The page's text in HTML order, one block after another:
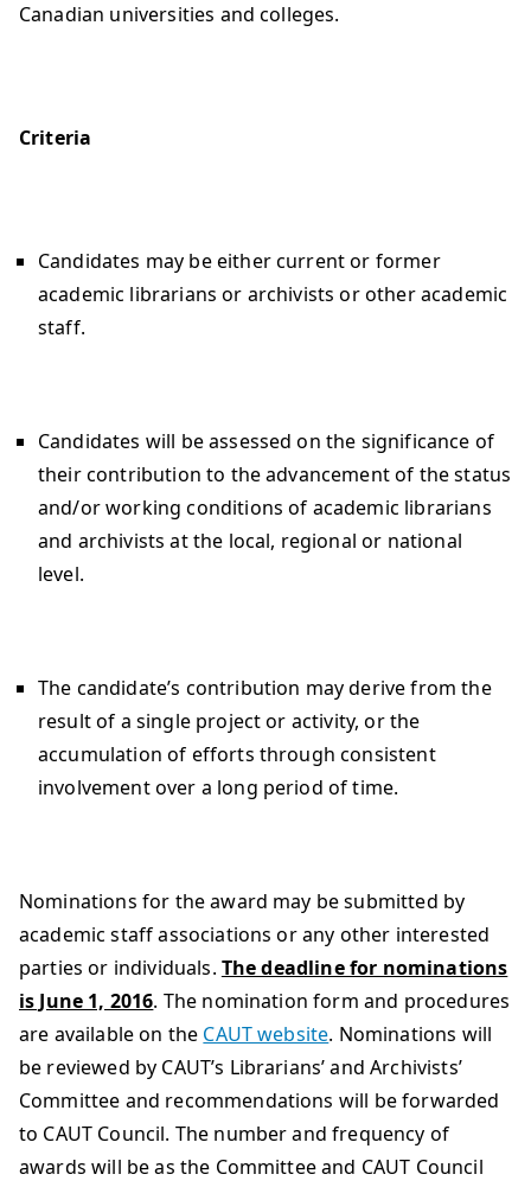
Canadian universities and colleges.
Criteria
Candidates may be either current or former
academic librarians or archivists or other academic
staff.
Candidates will be assessed on the significance of
their contribution to the advancement of the status
and/or working conditions of academic librarians
and archivists at the local, regional or national
level.
The candidate’s contribution may derive from the
result of a single project or activity, or the
accumulation of efforts through consistent
involvement over a long period of time.
Nominations for the award may be submitted by
academic staff associations or any other interested
parties or individuals. The deadline for nominations
is June 1, 2016. The nomination form and procedures
are available on the CAUT website. Nominations will
be reviewed by CAUT’s Librarians’ and Archivists’
Committee and recommendations will be forwarded
to CAUT Council. The number and frequency of
awards will be as the Committee and CAUT Council